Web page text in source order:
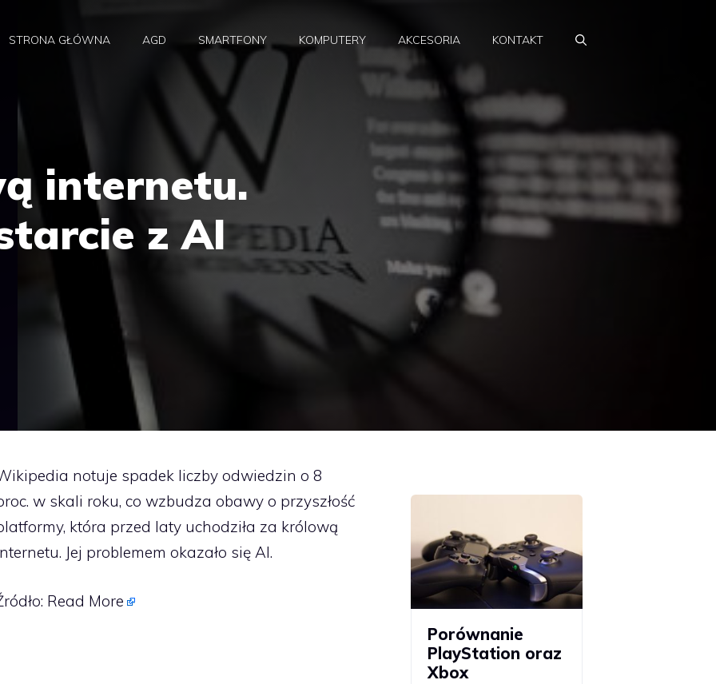
STRONA GŁÓWNA AGD SMARTFONY KOMPUTERY AKCESORIA KONTAKT
internetu.
z AI
notuje spadek liczby odwiedzin o 8
w skali roku, co wzbudza obawy o przyszłość
która przed laty uchodziła za królową
Jej problemem okazało się AI.
Read More
Porównanie
PlayStation oraz
Xbox